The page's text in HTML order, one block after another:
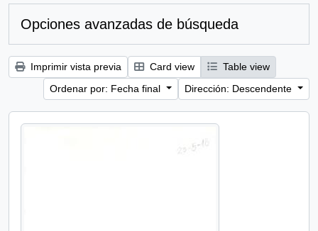
Opciones avanzadas de búsqueda
Imprimir vista previa Card view
Table view
Ordenar por: Fecha final
Dirección: Descendente